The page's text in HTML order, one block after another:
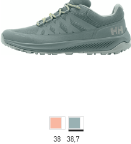
38 38,7